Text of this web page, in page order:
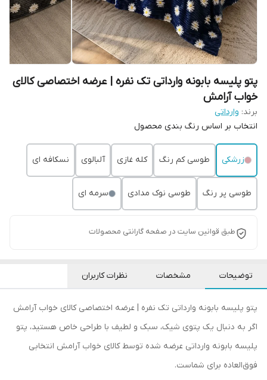
پتو پلیسه بابونه وارداتی تک نفره | عرضه اختصاصی کالای
خواب آرامش
برند: وارداتی
انتخاب بر اساس رنگ بندی محصول
زرشکی طوسی کم رنگ کله غازی آلبالوی نسکافه ای
طوسی پر رنگ طوسی نوک مدادی سرمه ای
طبق قوانین سایت در صفحه گارانتی محصولات
توضیحات مشخصات نظرات کاربران
پتو پلیسه بابونه وارداتی تک نفره | عرضه اختصاصی کالای خواب آرامش
اگر به دنبال یک پتوی شیک، سبک و لطیف با طراحی خاص هستید، پتو
پلیسه بابونه وارداتی عرضه شده توسط کالای خواب آرامش انتخابی
فوق‌العاده برای شماست.